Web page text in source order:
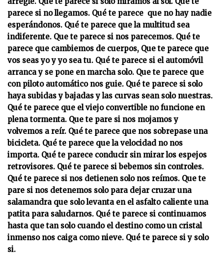
parece si no llegamos. Qué te parece que no hay nadie
esperándonos. Qué te parece que la multitud sea
indiferente. Que te parece si nos parecemos. Qué te
parece que cambiemos de cuerpos, Que te parece que
vos seas yo y yo sea tu. Qué te parece si el automóvil
arranca y se pone en marcha solo. Que te parece que
con piloto automático nos guie. Qué te parece si solo
haya subidas y bajadas y las curvas sean solo nuestras.
Qué te parece que el viejo convertible no funcione en
plena tormenta. Que te pare si nos mojamos y
volvemos a reír. Qué te parece que nos sobrepase una
bicicleta. Qué te parece que la velocidad no nos
importa. Qué te parece conducir sin mirar los espejos
retrovisores. Qué te parece si bebemos sin controles.
Qué te parece si nos detienen solo nos reímos. Que te
pare si nos detenemos solo para dejar cruzar una
salamandra que solo levanta en el asfalto caliente una
patita para saludarnos. Qué te parece si continuamos
hasta que tan solo cuando el destino como un cristal
inmenso nos caiga como nieve. Qué te parece si y solo
si.